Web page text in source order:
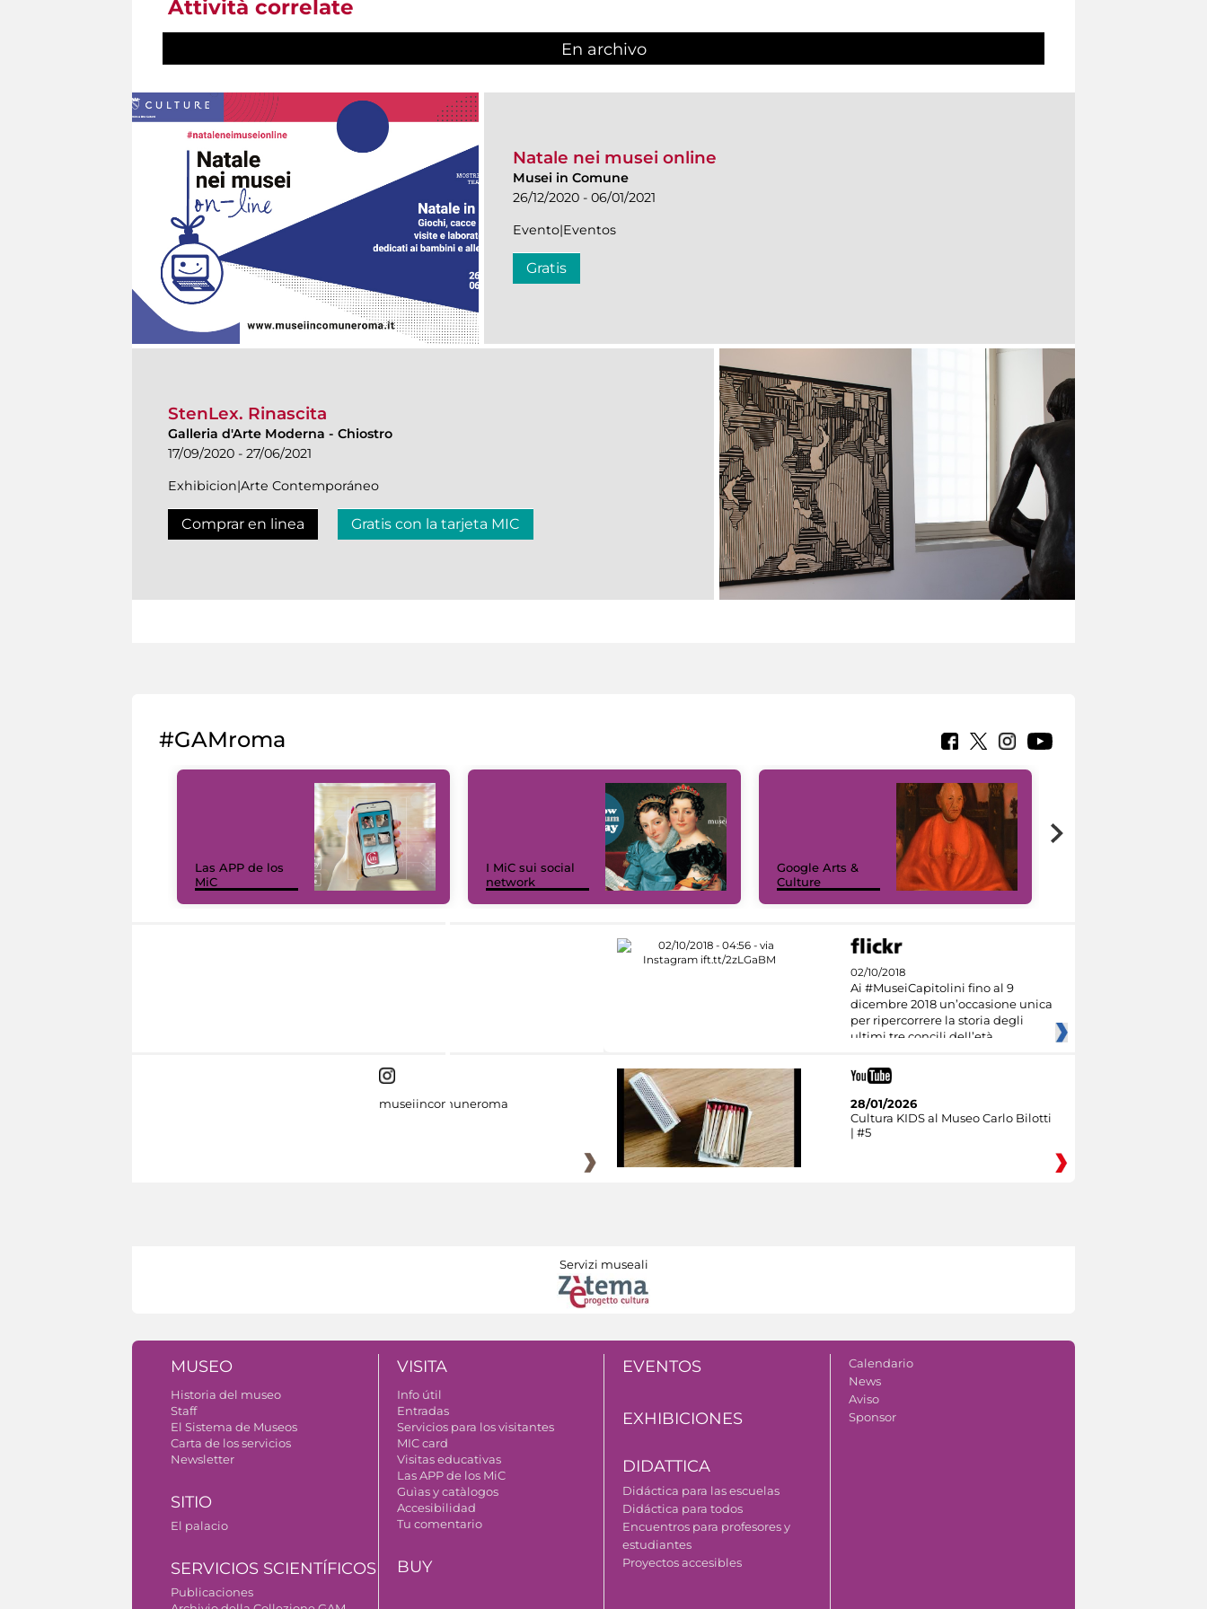
Attività correlate
En archivo
Natale nei musei online
Musei in Comune
26/12/2020 - 06/01/2021
Evento|Eventos
Gratis
StenLex. Rinascita
Galleria d'Arte Moderna - Chiostro
17/09/2020 - 27/06/2021
Exhibicion|Arte Contemporáneo
Comprar en linea Gratis con la tarjeta MIC
#GAMroma
Las APP de los
MiC
I MiC sui social
network
Google Arts &
Culture
02/10/2018
Ai #MuseiCapitolini fino al 9
dicembre 2018 un’occasione unica
per ripercorrere la storia degli
ultimi tre concili dell’età
museiincomuneroma
28/01/2026
Cultura KIDS al Museo Carlo Bilotti
| #5
Servizi museali
MUSEO
Historia del museo
Staff
El Sistema de Museos
Carta de los servicios
Newsletter
SITIO
El palacio
SERVICIOS SCIENTÍFICOS
Publicaciones
VISITA
Info útil
Entradas
Servicios para los visitantes
MIC card
Visitas educativas
Las APP de los MiC
Guìas y catàlogos
Accesibilidad
Tu comentario
BUY
EVENTOS
EXHIBICIONES
DIDATTICA
Didáctica para las escuelas
Didáctica para todos
Encuentros para profesores y
estudiantes
Proyectos accesibles
Calendario
News
Aviso
Sponsor